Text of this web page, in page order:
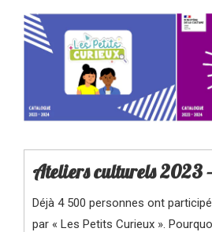
Ateliers culturels 2023
Déjà 4 500 personnes ont
par « Les Petits Curieux ».